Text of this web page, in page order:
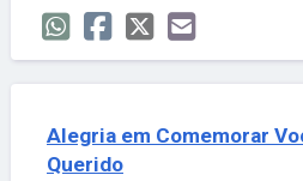
Alegria em Comemorar
Querido